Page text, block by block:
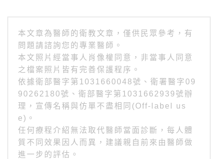
本文章為醫師的衛教文章，僅供民眾參考，有
問題請諮詢您的專業醫師。
本文照片經當事人肖像權同意，非當事人同意
之檔案照片皆有完善保護程序。
依據衛部醫字第1031660048號、衛署醫字09
90262180號、衛部醫字第1031662939號辦
理，宣傳名稱與仿單不盡相同(Off-label us
e)。
任何療程介紹無法取代醫師當面診斷，每人體
質不同效果因人而異，建議親自前來由醫師做
進一步的評估。